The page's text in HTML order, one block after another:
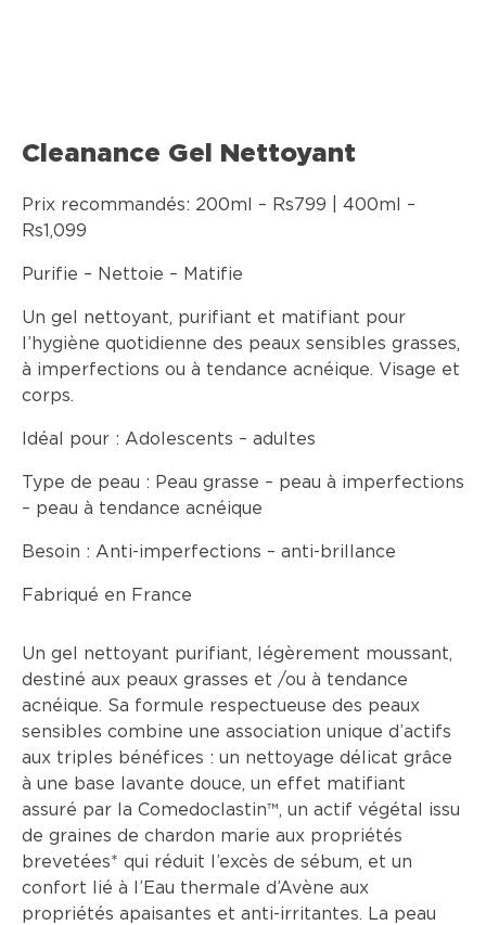
Cleanance Gel Nettoyant
Prix recommandés: 200ml – Rs799 | 400ml –
Rs1,099
Purifie – Nettoie – Matifie
Un gel nettoyant, purifiant et matifiant pour
l’hygiène quotidienne des peaux sensibles grasses,
à imperfections ou à tendance acnéique. Visage et
corps.
Idéal pour : Adolescents – adultes
Type de peau : Peau grasse – peau à imperfections
– peau à tendance acnéique
Besoin : Anti-imperfections – anti-brillance
Fabriqué en France
Un gel nettoyant purifiant, légèrement moussant,
destiné aux peaux grasses et /ou à tendance
acnéique. Sa formule respectueuse des peaux
sensibles combine une association unique d’actifs
aux triples bénéfices : un nettoyage délicat grâce
à une base lavante douce, un effet matifiant
assuré par la Comedoclastin™, un actif végétal issu
de graines de chardon marie aux propriétés
brevetées* qui réduit l’excès de sébum, et un
confort lié à l’Eau thermale d’Avène aux
propriétés apaisantes et anti-irritantes. La peau